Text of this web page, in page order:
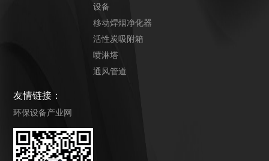
设备
移动焊烟净化器
活性炭吸附箱
喷淋塔
通风管道
友情链接：
环保设备产业网